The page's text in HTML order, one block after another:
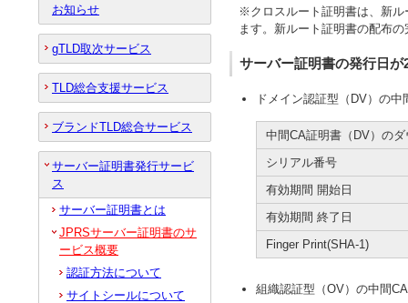
※クロスルート証明書は、新ル
ます。新ルート証明書の配布
サーバー証明書の発行日
ドメイン認証型（DV）の
中間CA証明書（DV）の
シリアル番号
有効期間 開始日
有効期間 終了日
Finger Print(SHA-1)
組織認証型（OV）の中間
お知らせ
gTLD取次サービス
TLD総合支援サービス
ブランドTLD総合サービス
サーバー証明書発行サービ
ス
サーバー証明書とは
JPRSサーバー証明書のサ
ービス概要
認証方法について
サイトシールについて